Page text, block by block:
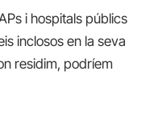
i hospitals públics
inclosos en la seva
residim, podríem